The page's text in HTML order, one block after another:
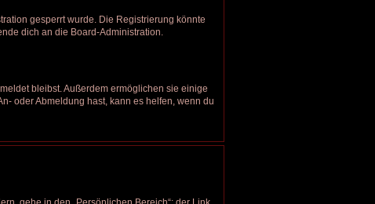
gesperrt wurde. Die Registrierung könnte
dich an die Board-Administration.
bleibst. Außerdem ermöglichen sie einige
oder Abmeldung hast, kann es helfen, wenn du